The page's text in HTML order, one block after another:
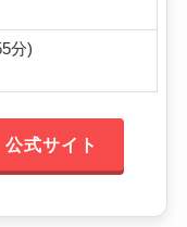
分)
公式サイト